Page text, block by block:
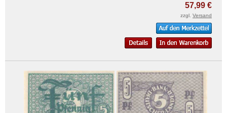
57,99 €
zzgl. Versand